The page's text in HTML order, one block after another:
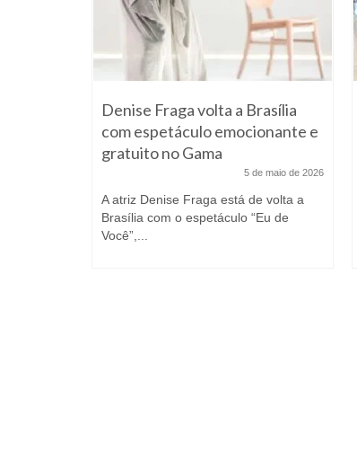
Denise Fraga volta a Brasília
com espetáculo emocionante e
gratuito no Gama
5 de maio de 2026
A atriz Denise Fraga está de volta a
Brasília com o espetáculo “Eu de
Você”,...